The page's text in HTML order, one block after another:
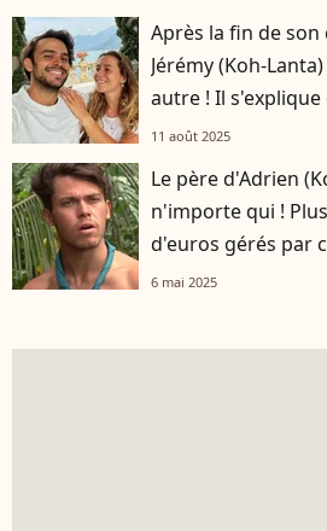
Après la fin de son
Jérémy (Koh-
autre ! Il
11 août 2025
Le père d'Adrien
n'importe qui !
d'euros gérés par
6 mai 2025